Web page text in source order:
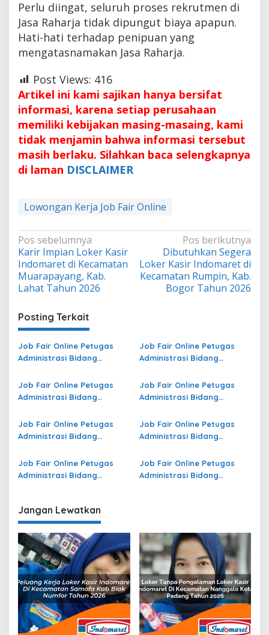
Perlu diingat, seluruh proses rekrutmen di
Jasa Raharja tidak dipungut biaya apapun.
Hati-hati terhadap penipuan yang
mengatasnamakan Jasa Raharja.
Post Views: 416
Artikel ini kami sajikan hanya bersifat
informasi, karena setiap perusahaan
memiliki kebijakan masing-masaing, kami
tidak menjamin bahwa informasi tersebut
masih berlaku. Silahkan baca selengkapnya
di laman DISCLAIMER
Lowongan Kerja Job Fair Online
Navigasi
pos
Pos sebelumnya
Karir Impian Loker Kasir
Indomaret di Kecamatan
Muarapayang, Kab.
Lahat Tahun 2026
Pos berikutnya
Dibutuhkan Segera
Loker Kasir Indomaret di
Kecamatan Rumpin, Kab.
Bogor Tahun 2026
Posting Terkait
Job Fair Online Petugas
Administrasi Bidang
Utara Terbaru
Job Fair Online Petugas
Administrasi Bidang
di Lampung Selatan
Terbaru
Job Fair Online Petugas
Administrasi Bidang
Terbaru
Job Fair Online Petugas
Administrasi Bidang
Barat Terbaru
Job Fair Online Petugas
Administrasi Bidang
Terbaru
Job Fair Online Petugas
Administrasi Bidang
Terbaru
Job Fair Online Petugas
Administrasi Bidang
Job Fair Online Petugas
Administrasi Bidang
Jangan Lewatkan